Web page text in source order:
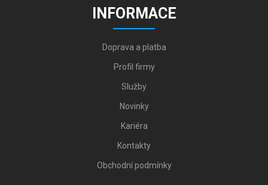
INFORMACE
Doprava a platba
Profil firmy
Služby
Novinky
Kariéra
Kontakty
Obchodní podmínky